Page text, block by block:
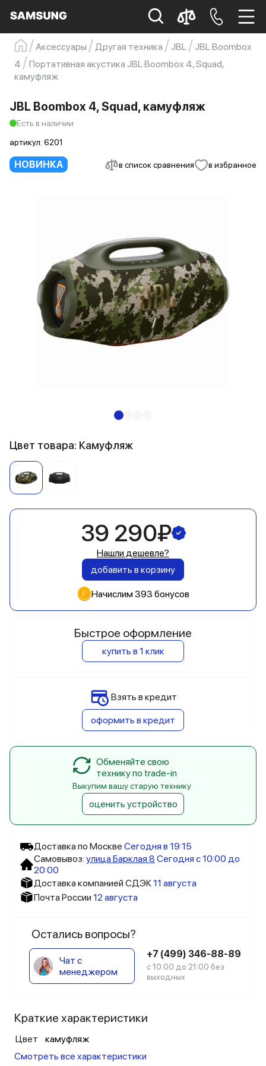
Samsung Смартфон s23
s23 ultra
Galaxy S22
Аксессуары Другая техника JBL
JBL Boombox
4
Портативная акустика JBL Boombox 4, Squad,
камуфляж
НОВИНКА в список сравнения в избранное
JBL Boombox 4, Squad, камуфляж
Есть в наличии
артикул: 6201
Доставка по Москве Сегодня в 19:15
Самовывоз: улица Барклая 8 Сегодня с 10:00 до
20:00
Доставка компанией СДЭК11 августа
Почта России 12 августа
Остались вопросы?
Чат с
менеджером
+7 (499) 346-88-89
с 10:00 до 21:00 без
выходных
Краткие характеристики
Цвет
камуфляж
Смотреть все характеристики
Цвет товара: Камуфляж
39 290₽
Нашли дешевле?
добавить в корзину
Начислим 393 бонусов
Быстрое оформление
купить в 1 клик
Взять в кредит
оформить в кредит
Обменяйте свою
технику по trade-in
Выкупим вашу старую технику
оценить устройство